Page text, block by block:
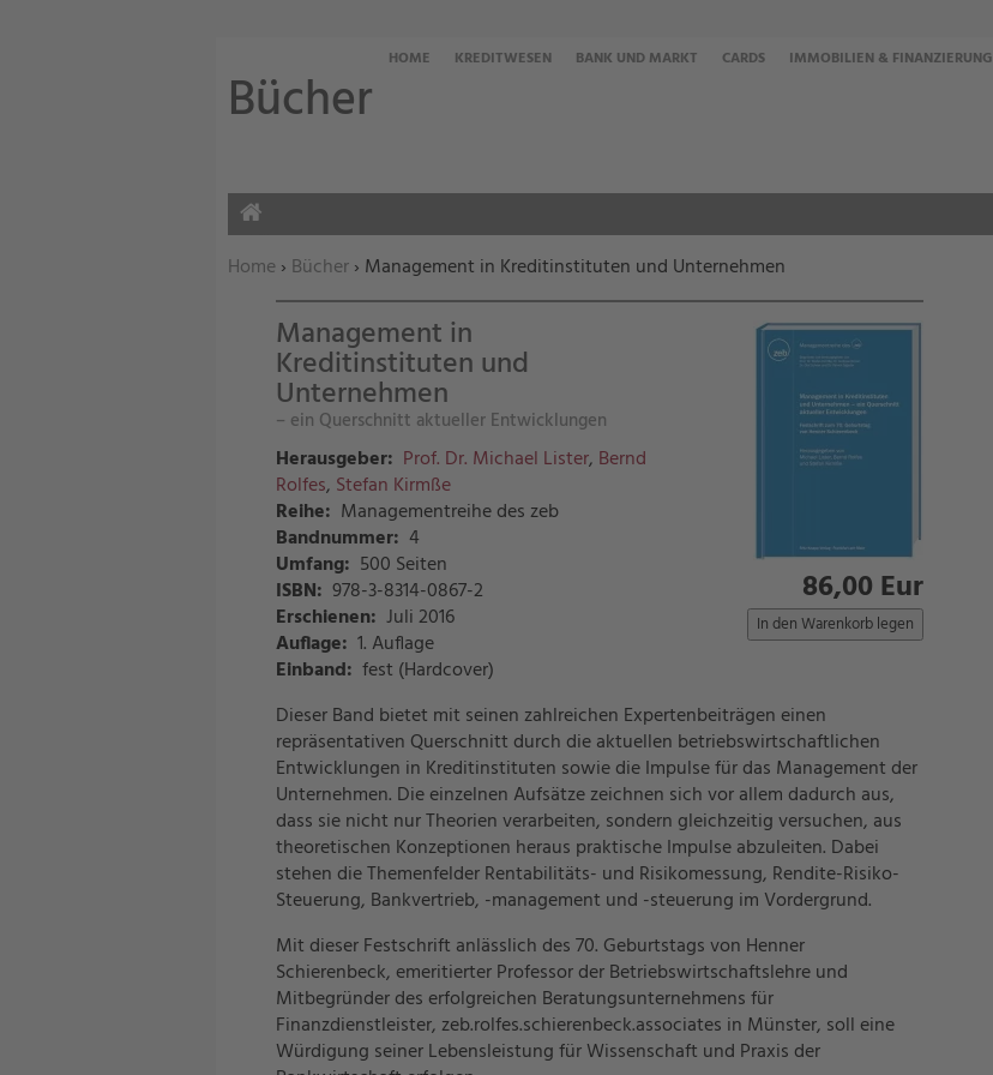
Bücher
HOME KREDITWESEN BANK UND MARKT CARDS IMMOBILIEN & FINANZIERUNG
Sie befinden sich hier:
Home › Bücher› Management in Kreditinstituten und Unternehmen
86,00 Eur
Management in
Kreditinstituten und
Unternehmen
– ein Querschnitt aktueller Entwicklungen
Herausgeber: Prof. Dr. Michael Lister, Bernd
Rolfes, Stefan Kirmße
Reihe: Managementreihe des zeb
Bandnummer: 4
Umfang: 500 Seiten
ISBN: 978-3-8314-0867-2
Erschienen: Juli 2016
Auflage: 1. Auflage
Einband: fest (Hardcover)
Dieser Band bietet mit seinen zahlreichen Expertenbeiträgen einen
repräsentativen Querschnitt durch die aktuellen betriebswirtschaftlichen
Entwicklungen in Kreditinstituten sowie die Impulse für das Management der
Unternehmen. Die einzelnen Aufsätze zeichnen sich vor allem dadurch aus,
dass sie nicht nur Theorien verarbeiten, sondern gleichzeitig versuchen, aus
theoretischen Konzeptionen heraus praktische Impulse abzuleiten. Dabei
stehen die Themenfelder Rentabilitäts- und Risikomessung, Rendite-Risiko-
Steuerung, Bankvertrieb, -management und -steuerung im Vordergrund.
Mit dieser Festschrift anlässlich des 70. Geburtstags von Henner
Schierenbeck, emeritierter Professor der Betriebswirtschaftslehre und
Mitbegründer des erfolgreichen Beratungsunternehmens für
Finanzdienstleister, zeb.rolfes.schierenbeck.associates in Münster, soll eine
Würdigung seiner Lebensleistung für Wissenschaft und Praxis der
HOME